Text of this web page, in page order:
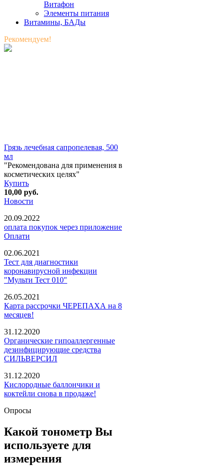
Витафон
Элементы питания
Витамины, БАДы
Рекомендуем!
Грязь лечебная сапропелевая, 500
мл
"Рекомендована для применения в
косметических целях"
Купить
10,00 руб.
Новости
20.09.2022
оплата покупок через приложение
Оплати
02.06.2021
Тест для диагностики
коронавирусной инфекции
"Мульти Тест 010"
26.05.2021
Карта рассрочки ЧЕРЕПАХА на 8
месяцев!
31.12.2020
Органические гипоаллергенные
дезинфицирующие средства
СИЛЬВЕРСИЛ
31.12.2020
Кислородные баллончики и
коктейли снова в продаже!
Опросы
Какой тонометр Вы
используете для
измерения